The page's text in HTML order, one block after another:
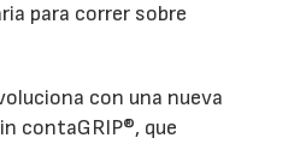
para correr sobre
con una nueva
contaGRIP®, que